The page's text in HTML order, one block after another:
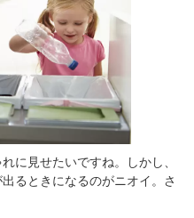
に見せたいですね。しかし、
るときになるのがニオイ。さ